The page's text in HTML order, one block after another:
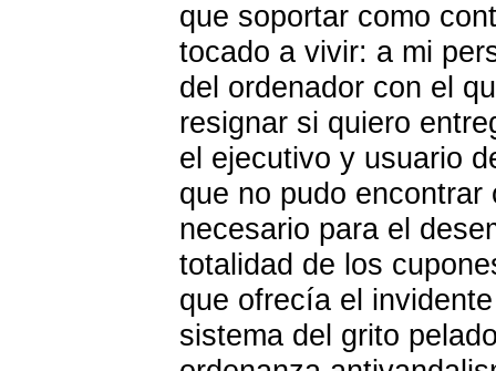
que soportar como
tocado a vivir: a mi
del ordenador con el
resignar si quiero
el ejecutivo y usuario
que no pudo
necesario para el
totalidad de los
que ofrecía el
sistema del grito